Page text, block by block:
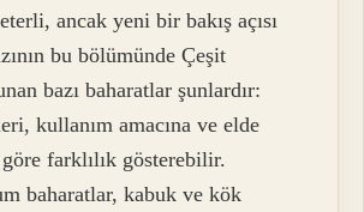
ancak yeni bir bakış açısı
bu bölümünde Çeşit
bazı baharatlar şunlardır:
kullanım amacına ve elde
farklılık gösterebilir.
baharatlar, kabuk ve kök